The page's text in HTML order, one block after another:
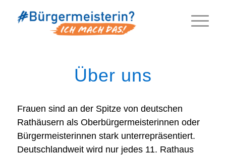
Über uns
Frauen sind an der Spitze von deutschen
Rathäusern als Oberbürgermeisterinnen oder
Bürgermeisterinnen stark unterrepräsentiert.
Deutschlandweit wird nur jedes 11. Rathaus